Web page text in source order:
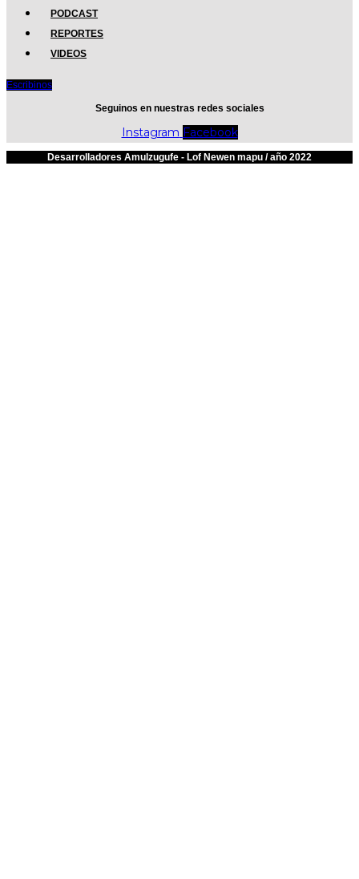
PODCAST
REPORTES
VIDEOS
Escribinos
Seguinos en nuestras redes sociales
Instagram Facebook
Desarrolladores Amulzugufe - Lof Newen mapu / año 2022